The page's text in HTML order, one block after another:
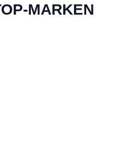
MARKEN